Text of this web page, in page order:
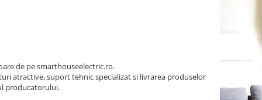
de pe smarthouseelectric.ro.
atractive, suport tehnic specializat si livrarea produselor
producatorului.